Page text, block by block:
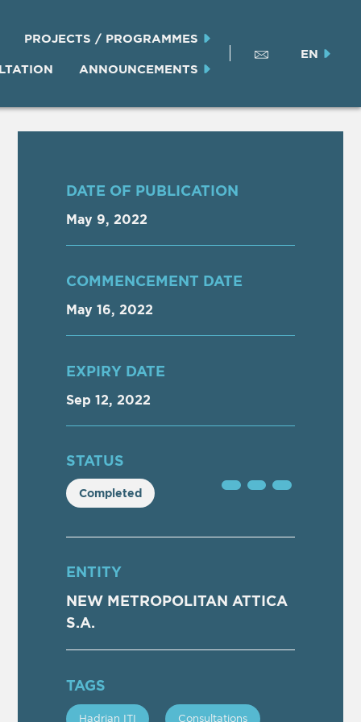
PROJECTS / PROGRAMMES
ANNOUNCEMENTS
EN
DATE OF PUBLICATION
May 9, 2022
COMMENCEMENT DATE
May 16, 2022
ΕXPIRY DATE
Sep 12, 2022
STATUS
Completed
ENTITY
NEW METROPOLITAN ATTICA
S.A.
TAGS
Hadrian ITI Consultations